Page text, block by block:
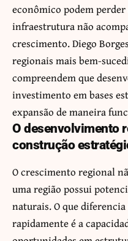
econômico podem
infraestrutura não
crescimento. Diego
regionais mais bem-
compreendem que
investimento em bases
expansão de maneira
O desenvolvimento
construção
O crescimento regional
uma região possui
naturais. O que
rapidamente é a